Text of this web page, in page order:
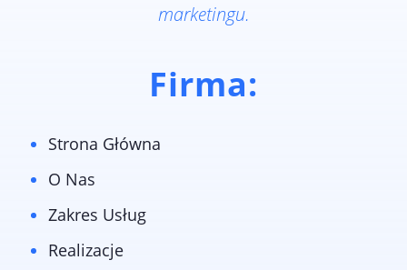
marketingu.
Firma:
Strona Główna
O Nas
Zakres Usług
Realizacje